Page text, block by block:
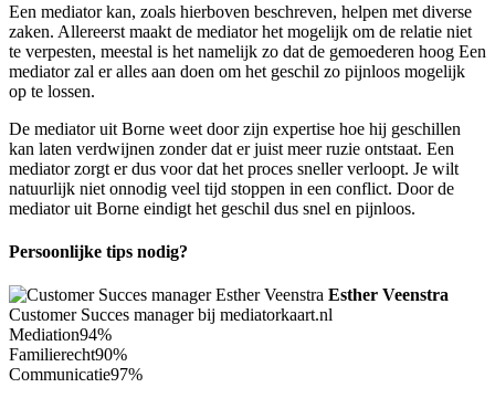
Een mediator kan, zoals hierboven beschreven, helpen met diverse
zaken. Allereerst maakt de mediator het mogelijk om de relatie niet
te verpesten, meestal is het namelijk zo dat de gemoederen hoog Een
mediator zal er alles aan doen om het geschil zo pijnloos mogelijk
op te lossen.
De mediator uit Borne weet door zijn expertise hoe hij geschillen
kan laten verdwijnen zonder dat er juist meer ruzie ontstaat. Een
mediator zorgt er dus voor dat het proces sneller verloopt. Je wilt
natuurlijk niet onnodig veel tijd stoppen in een conflict. Door de
mediator uit Borne eindigt het geschil dus snel en pijnloos.
Persoonlijke tips nodig?
Esther Veenstra
Customer Succes manager bij mediatorkaart.nl
Mediation94%
Familierecht90%
Communicatie97%